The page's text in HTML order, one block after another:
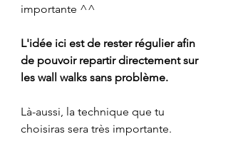
importante ^^
L'idée ici est de rester régulier afin
de pouvoir repartir directement sur
les wall walks sans problème.
Là-aussi, la technique que tu
choisiras sera très importante.